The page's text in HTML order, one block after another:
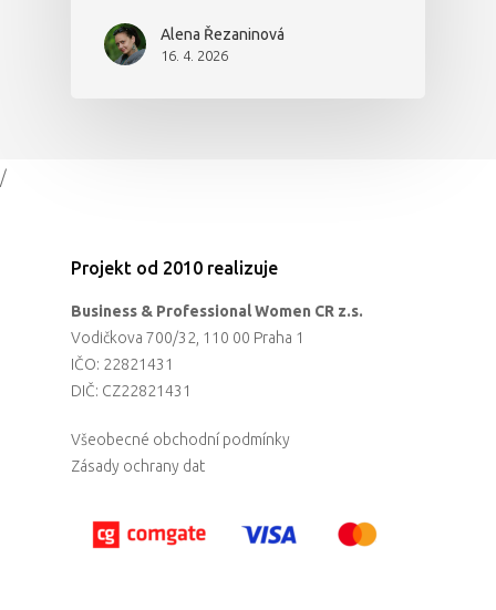
Alena Řezaninová
16. 4. 2026
/
Projekt od 2010 realizuje
Business & Professional Women CR z.s.
Vodičkova 700/32, 110 00 Praha 1
IČO: 22821431
DIČ: CZ22821431
Všeobecné obchodní podmínky
Zásady ochrany dat